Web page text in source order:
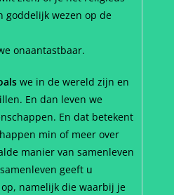
goddelijk wezen op de
onaantastbaar.
we in de wereld zijn en
En dan leven we
En dat betekent
min of meer over
manier van samenleven
geeft u
namelijk die waarbij je